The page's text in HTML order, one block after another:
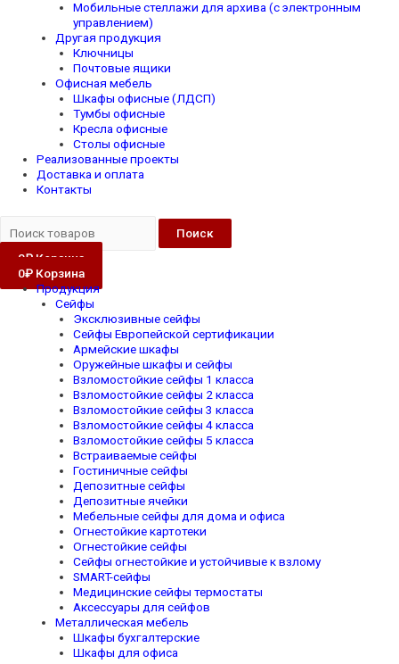
Мобильные стеллажи для архива (с электронным
управлением)
Другая продукция
Ключницы
Почтовые ящики
Офисная мебель
Шкафы офисные (ЛДСП)
Тумбы офисные
Кресла офисные
Столы офисные
Реализованные проекты
Доставка и оплата
Контакты
Поиск
0₽ Корзина
0₽ Корзина
Продукция
Сейфы
Эксклюзивные сейфы
Сейфы Европейской сертификации
Армейские шкафы
Оружейные шкафы и сейфы
Взломостойкие сейфы 1 класса
Взломостойкие сейфы 2 класса
Взломостойкие сейфы 3 класса
Взломостойкие сейфы 4 класса
Взломостойкие сейфы 5 класса
Встраиваемые сейфы
Гостиничные сейфы
Депозитные сейфы
Депозитные ячейки
Мебельные сейфы для дома и офиса
Огнестойкие картотеки
Огнестойкие сейфы
Сейфы огнестойкие и устойчивые к взлому
SMART-сейфы
Медицинские сейфы термостаты
Аксессуары для сейфов
Металлическая мебель
Шкафы бухгалтерские
Шкафы для офиса